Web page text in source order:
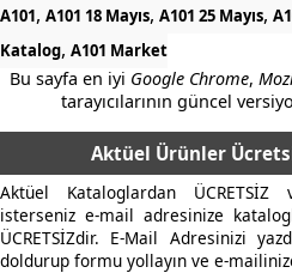
A101, A101 18 Mayıs, A101 25 Mayıs,
Katalog, A101 Market
Bu sayfa en iyi Google Chrome,
tarayıcılarının güncel
Aktüel Ürünler
Aktüel Kataloglardan
isterseniz e-mail adresinize
ÜCRETSİZdir. E-Mail Adresinizi
doldurup formu yollayın ve e-